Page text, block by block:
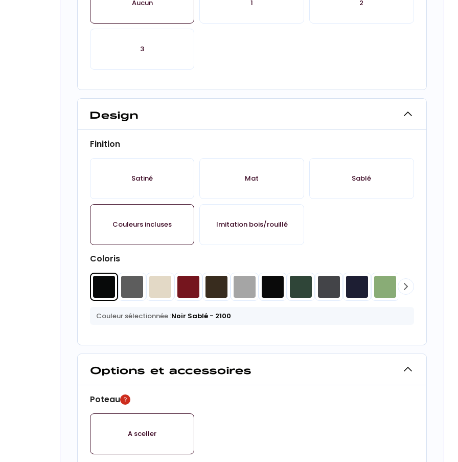
Aucun 1 2
3
Design
Finition
Satiné Mat Sablé
Couleurs incluses Imitation bois/rouillé
Coloris
Couleur sélectionnée :Noir Sablé- 2100
Options et accessoires
Poteau
A sceller